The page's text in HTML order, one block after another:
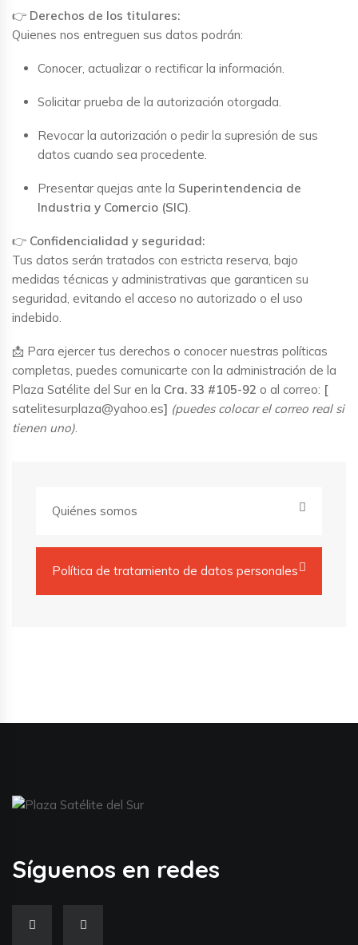
Quiénes somos
Política de tratamiento de datos personales
👉 Derechos de los titulares:
Quienes nos entreguen sus datos podrán:
Conocer, actualizar o rectificar la información.
Solicitar prueba de la autorización otorgada.
Revocar la autorización o pedir la supresión de sus
datos cuando sea procedente.
Presentar quejas ante la Superintendencia de
Industria y Comercio (SIC).
👉 Confidencialidad y seguridad:
Tus datos serán tratados con estricta reserva, bajo
medidas técnicas y administrativas que garanticen su
seguridad, evitando el acceso no autorizado o el uso
indebido.
📩 Para ejercer tus derechos o conocer nuestras políticas
completas, puedes comunicarte con la administración de la
Plaza Satélite del Sur en la Cra. 33 #105-92 o al correo: [
satelitesurplaza@yahoo.es] (puedes colocar el correo real si
tienen uno).
Síguenos en redes